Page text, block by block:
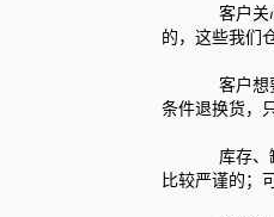
客户关心商
的，这些我们
客户想要进
条件退换货，
库存、缺货
比较严谨的；